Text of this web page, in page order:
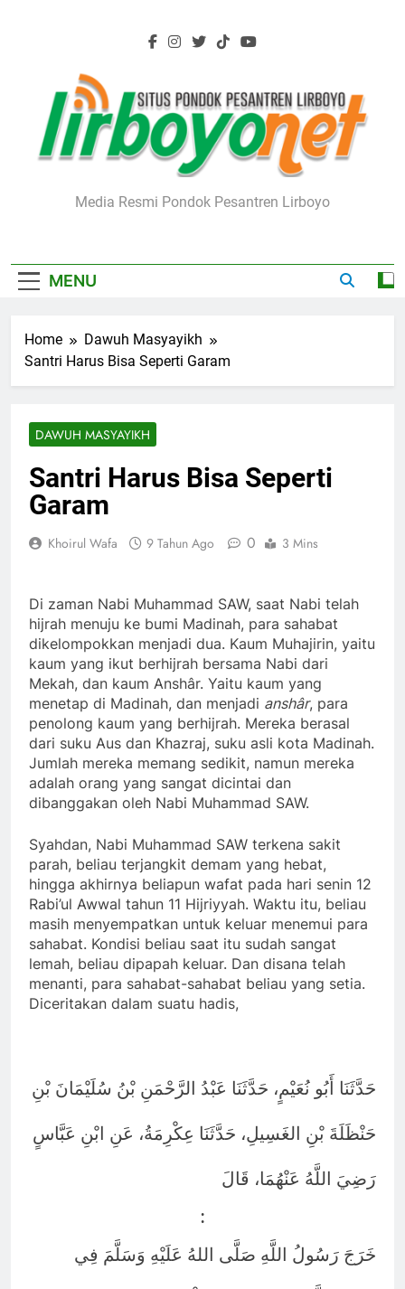
Lirboyo.net
Media Resmi Pondok Pesantren Lirboyo
MENU
Home
Dawuh Masyayikh
Santri Harus Bisa Seperti Garam
DAWUH MASYAYIKH
Santri Harus Bisa Seperti
Garam
Khoirul Wafa 9 Tahun Ago 0 3 Mins
Di zaman Nabi Muhammad SAW, saat Nabi telah
hijrah menuju ke bumi Madinah, para sahabat
dikelompokkan menjadi dua. Kaum Muhajirin, yaitu
kaum yang ikut berhijrah bersama Nabi dari
Mekah, dan kaum Anshâr. Yaitu kaum yang
menetap di Madinah, dan menjadi anshâr, para
penolong kaum yang berhijrah. Mereka berasal
dari suku Aus dan Khazraj, suku asli kota Madinah.
Jumlah mereka memang sedikit, namun mereka
adalah orang yang sangat dicintai dan
dibanggakan oleh Nabi Muhammad SAW.
Syahdan, Nabi Muhammad SAW terkena sakit
parah, beliau terjangkit demam yang hebat,
hingga akhirnya beliapun wafat pada hari senin 12
Rabi’ul Awwal tahun 11 Hijriyyah. Waktu itu, beliau
masih menyempatkan untuk keluar menemui para
sahabat. Kondisi beliau saat itu sudah sangat
lemah, beliau dipapah keluar. Dan disana telah
menanti, para sahabat-sahabat beliau yang setia.
Diceritakan dalam suatu hadis,
حَدَّثَنَا أَبُو نُعَيْمٍ، حَدَّثَنَا عَبْدُ الرَّحْمَنِ بْنُ سُلَيْمَانَ بْنِ
حَنْظَلَةَ بْنِ الغَسِيلِ، حَدَّثَنَا عِكْرِمَةُ، عَنِ ابْنِ عَبَّاسٍ
رَضِيَ اللَّهُ عَنْهُمَا، قَالَ
:
خَرَجَ رَسُولُ اللَّهِ صَلَّى اللهُ عَلَيْهِ وَسَلَّمَ فِي